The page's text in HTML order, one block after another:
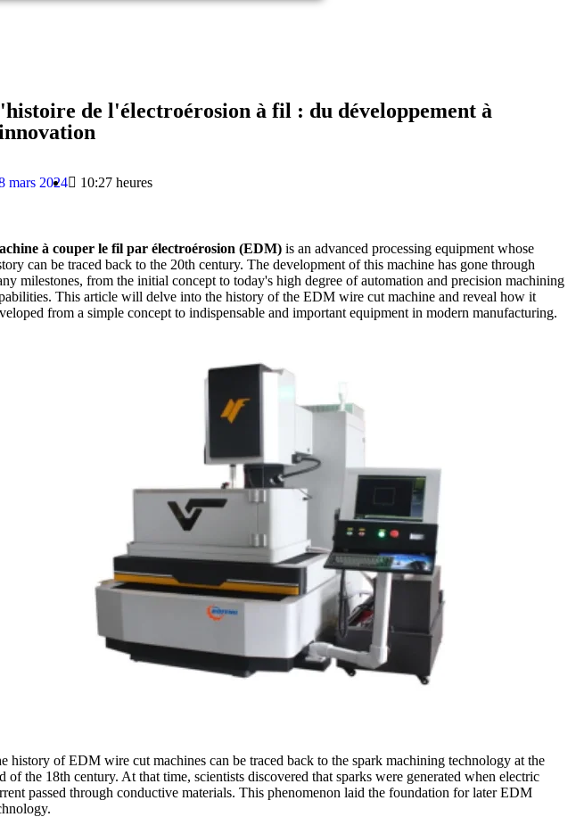
de l'électroérosion à fil : du développement à
mars 2024 10:27 heures
à couper le fil par électroérosion (EDM) is an advanced processing equipment whose
can be traced back to the 20th century. The development of this machine has gone through
milestones, from the initial concept to today's high degree of automation and precision machining
This article will delve into the history of the EDM wire cut machine and reveal how it
from a simple concept to indispensable and important equipment in modern manufacturing.
history of EDM wire cut machines can be traced back to the spark machining technology at the
of the 18th century. At that time, scientists discovered that sparks were generated when electric
passed through conductive materials. This phenomenon laid the foundation for later EDM